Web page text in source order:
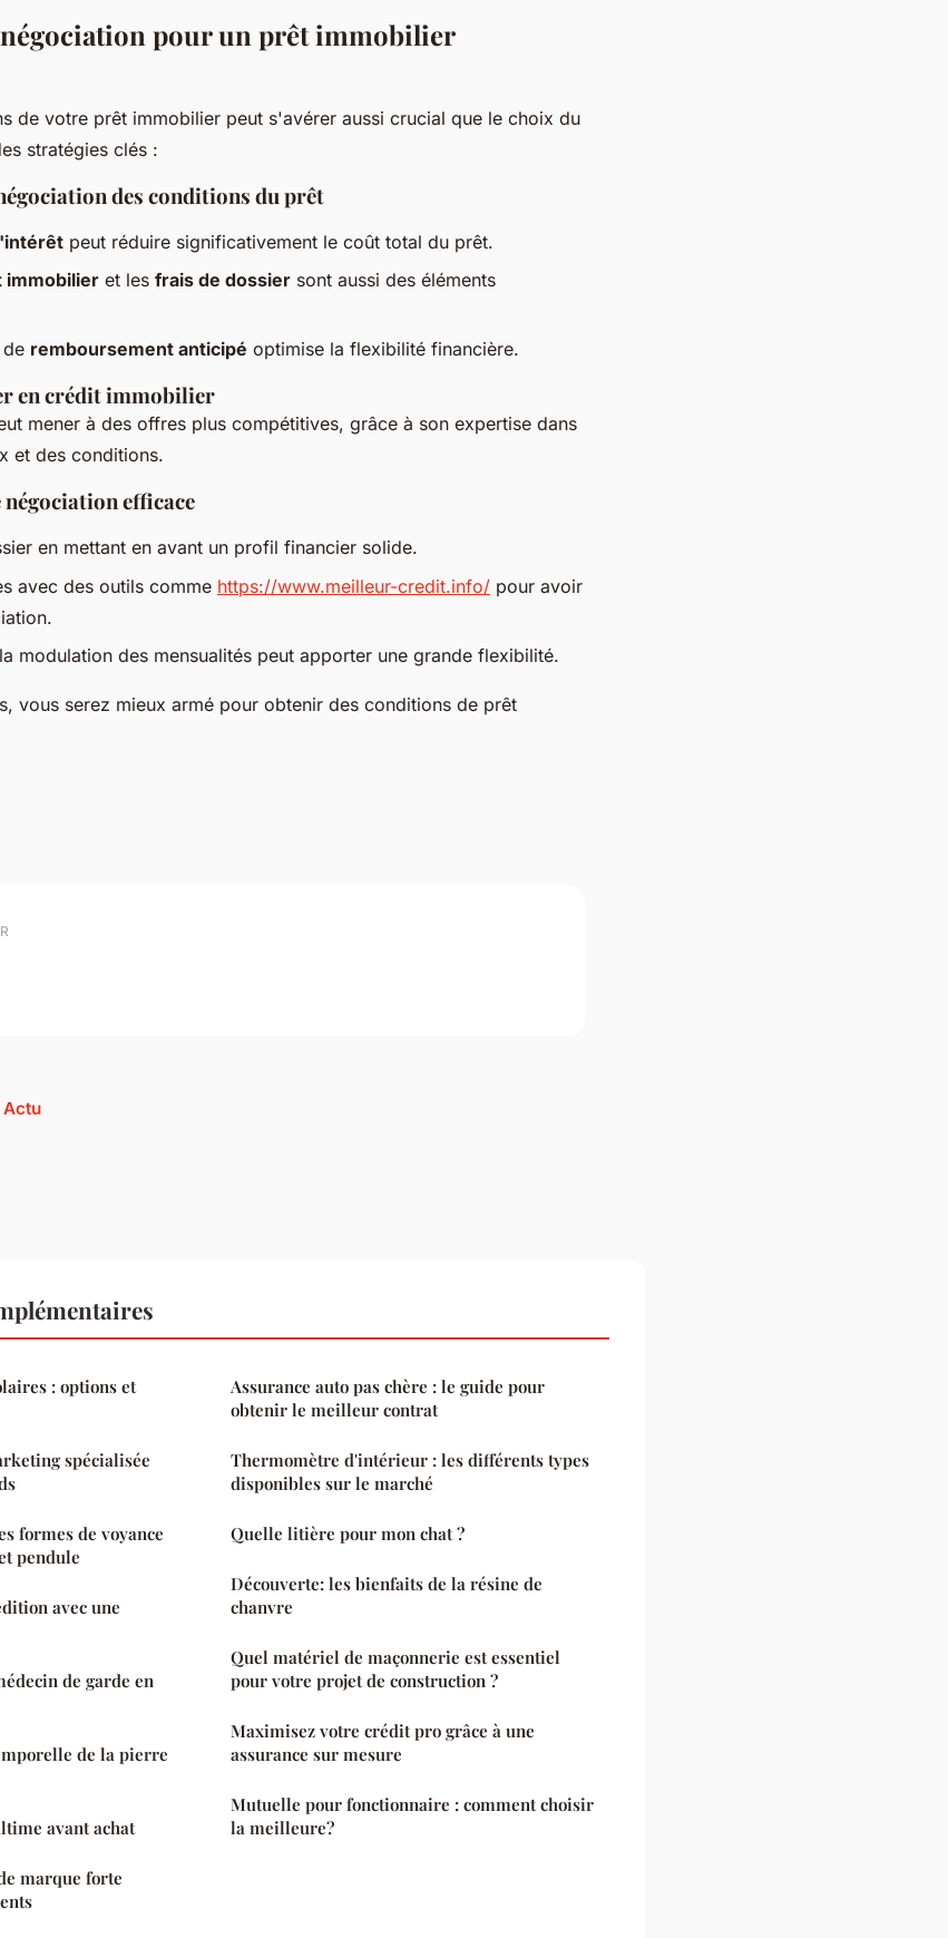
pour un prêt immobilier
de votre prêt immobilier peut s'avérer aussi crucial que le choix du
stratégies clés :
des conditions du prêt
peut réduire significativement le coût total du prêt.
immobilier et les frais de dossier sont aussi des éléments
remboursement anticipé optimise la flexibilité financière.
en crédit immobilier
mener à des offres plus compétitives, grâce à son expertise dans
et des conditions.
efficace
en mettant en avant un profil financier solide.
avec des outils comme https://www.meilleur-credit.info/ pour avoir
modulation des mensualités peut apporter une grande flexibilité.
vous serez mieux armé pour obtenir des conditions de prêt
Actu
: options et
spécialisée
formes de voyance
pendule
avec une
de garde en
de la pierre
avant achat
marque forte
Assurance auto pas chère : le guide pour
obtenir le meilleur contrat
Thermomètre d'intérieur : les différents types
disponibles sur le marché
Quelle litière pour mon chat ?
Découverte: les bienfaits de la résine de
chanvre
Quel matériel de maçonnerie est essentiel
pour votre projet de construction ?
Maximisez votre crédit pro grâce à une
assurance sur mesure
Mutuelle pour fonctionnaire : comment choisir
la meilleure?